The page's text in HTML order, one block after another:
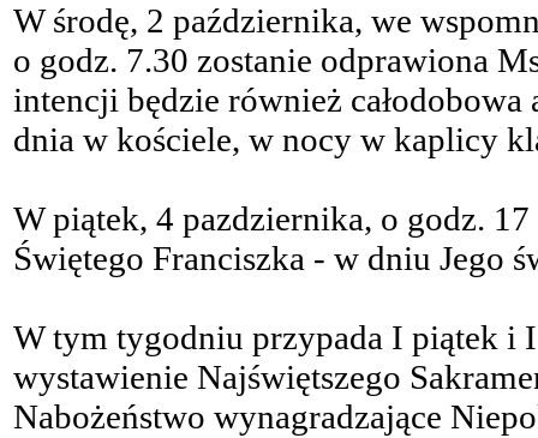
W środę, 2 października, we
o godz. 7.30 zostanie odprawiona
intencji będzie również
dnia w kościele, w nocy w kaplicy
W piątek, 4 pazdziernika, o godz.
Świętego Franciszka - w dniu Jego
W tym tygodniu przypada I piątek i I
wystawienie Najświętszego
Nabożeństwo wynagradzające